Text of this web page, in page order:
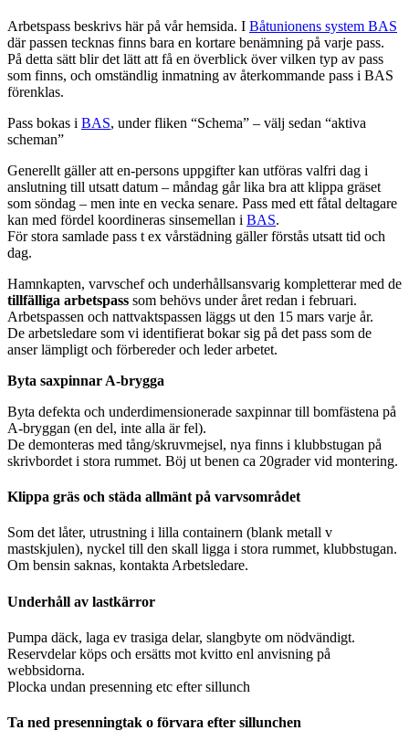
Arbetspass beskrivs här på vår hemsida. I Båtunionens system BAS
där passen tecknas finns bara en kortare benämning på varje pass.
På detta sätt blir det lätt att få en överblick över vilken typ av pass
som finns, och omständlig inmatning av återkommande pass i BAS
förenklas.
Pass bokas i BAS, under fliken “Schema” – välj sedan “aktiva
scheman”
Generellt gäller att en-persons uppgifter kan utföras valfri dag i
anslutning till utsatt datum – måndag går lika bra att klippa gräset
som söndag – men inte en vecka senare. Pass med ett fåtal deltagare
kan med fördel koordineras sinsemellan i BAS.
För stora samlade pass t ex vårstädning gäller förstås utsatt tid och
dag.
Hamnkapten, varvschef och underhållsansvarig kompletterar med de
tillfälliga arbetspass som behövs under året redan i februari.
Arbetspassen och nattvaktspassen läggs ut den 15 mars varje år.
De arbetsledare som vi identifierat bokar sig på det pass som de
anser lämpligt och förbereder och leder arbetet.
Byta saxpinnar A-brygga
Byta defekta och underdimensionerade saxpinnar till bomfästena på
A-bryggan (en del, inte alla är fel).
De demonteras med tång/skruvmejsel, nya finns i klubbstugan på
skrivbordet i stora rummet. Böj ut benen ca 20grader vid montering.
Klippa gräs och städa allmänt på varvsområdet
Som det låter, utrustning i lilla containern (blank metall v
mastskjulen), nyckel till den skall ligga i stora rummet, klubbstugan.
Om bensin saknas, kontakta Arbetsledare.
Underhåll av lastkärror
Pumpa däck, laga ev trasiga delar, slangbyte om nödvändigt.
Reservdelar köps och ersätts mot kvitto enl anvisning på
webbsidorna.
Plocka undan presenning etc efter sillunch
Ta ned presenningtak o förvara efter sillunchen